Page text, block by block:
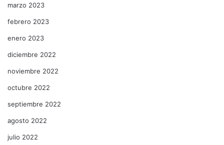
marzo 2023
febrero 2023
enero 2023
diciembre 2022
noviembre 2022
octubre 2022
septiembre 2022
agosto 2022
julio 2022